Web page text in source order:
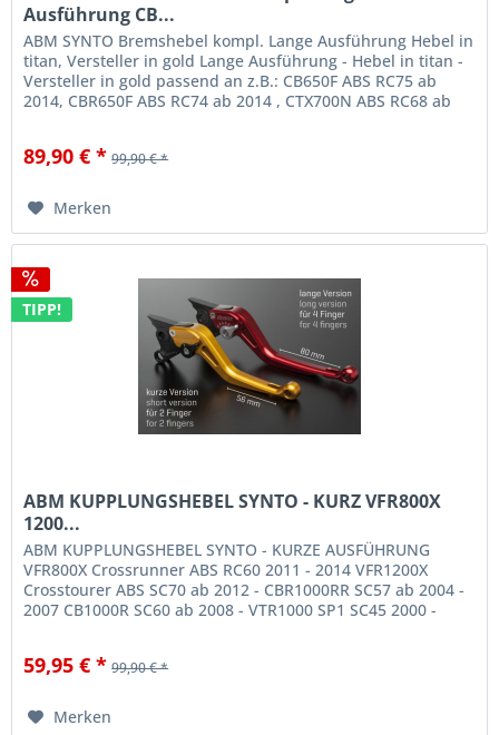
Ausführung CB...
ABM SYNTO Bremshebel kompl. Lange Ausführung Hebel in
titan, Versteller in gold Lange Ausführung - Hebel in titan -
Versteller in gold passend an z.B.: CB650F ABS RC75 ab
2014, CBR650F ABS RC74 ab 2014 , CTX700N ABS RC68 ab
89,90 € * 99,90 € *
Merken
TIPP!
ABM KUPPLUNGSHEBEL SYNTO - KURZ VFR800X
1200...
ABM KUPPLUNGSHEBEL SYNTO - KURZE AUSFÜHRUNG
VFR800X Crossrunner ABS RC60 2011 - 2014 VFR1200X
Crosstourer ABS SC70 ab 2012 - CBR1000RR SC57 ab 2004 -
2007 CB1000R SC60 ab 2008 - VTR1000 SP1 SC45 2000 -
59,95 € * 99,90 € *
Merken